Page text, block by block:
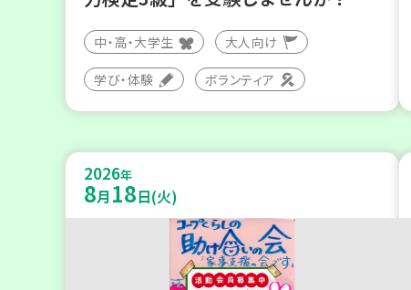
中・高・大学生 大人向け
学び・体験 ボランティア
2026年
8月 18日(火)